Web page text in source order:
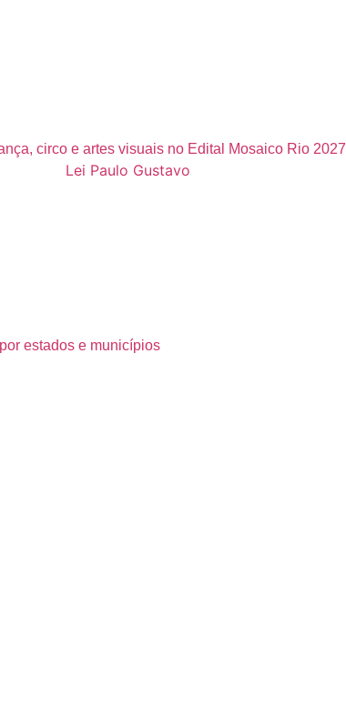
circo e artes visuais no Edital Mosaico Rio 2027
estados e municípios